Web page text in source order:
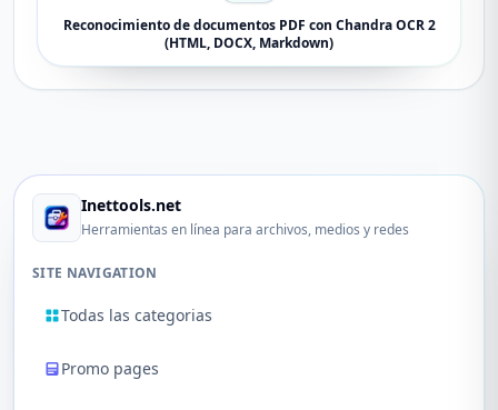
Reconocimiento de documentos PDF con Chandra OCR 2
(HTML, DOCX, Markdown)
Inettools.net
Herramientas en línea para archivos, medios y redes
SITE NAVIGATION
Todas las categorias
Promo pages